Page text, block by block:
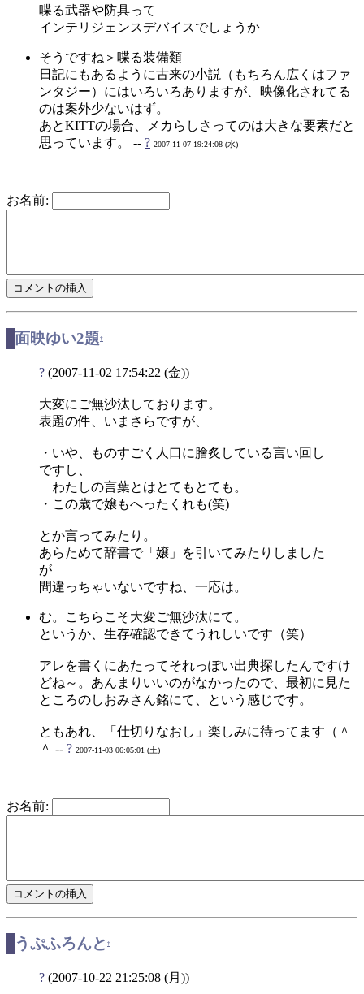
喋る武器や防具って
インテリジェンスデバイスでしょうか
そうですね＞喋る装備類
日記にもあるように古来の小説（もちろん広くはファ
ンタジー）にはいろいろありますが、映像化されてる
のは案外少ないはず。
あとKITTの場合、メカらしさってのは大きな要素だと
思っています。 -- ? 2007-11-07 19:24:08 (水)
お名前:
面映ゆい2題†
? (2007-11-02 17:54:22 (金))
大変にご無沙汰しております。
表題の件、いまさらですが、
・いや、ものすごく人口に膾炙している言い回し
ですし、
わたしの言葉とはとてもとても。
・この歳で嬢もへったくれも(笑)
とか言ってみたり。
あらためて辞書で「嬢」を引いてみたりしました
が
間違っちゃいないですね、一応は。
む。こちらこそ大変ご無沙汰にて。
というか、生存確認できてうれしいです（笑）
アレを書くにあたってそれっぽい出典探したんですけ
どね～。あんまりいいのがなかったので、最初に見た
ところのしおみさん銘にて、という感じです。
ともあれ、「仕切りなおし」楽しみに待ってます（＾
＾ -- ? 2007-11-03 06:05:01 (土)
お名前:
うぷふろんと †
? (2007-10-22 21:25:08 (月))